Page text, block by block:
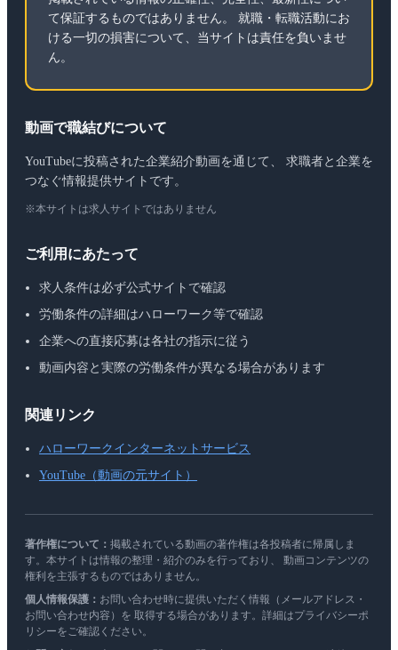
て保証するものではありません。 就職・転職活動にお
ける一切の損害について、当サイトは責任を負いませ
ん。
動画で職結びについて
YouTubeに投稿された企業紹介動画を通じて、 求職者と企業を
つなぐ情報提供サイトです。
※本サイトは求人サイトではありません
ご利用にあたって
求人条件は必ず公式サイトで確認
労働条件の詳細はハローワーク等で確認
企業への直接応募は各社の指示に従う
動画内容と実際の労働条件が異なる場合があります
関連リンク
ハローワークインターネットサービス
YouTube（動画の元サイト）
著作権について： 掲載されている動画の著作権は各投稿者に帰属しま
す。本サイトは情報の整理・紹介のみを行っており、 動画コンテンツの
権利を主張するものではありません。
個人情報保護： お問い合わせ時に提供いただく情報（メールアドレス・
お問い合わせ内容）を 取得する場合があります。詳細はプライバシーポ
リシーをご確認ください。